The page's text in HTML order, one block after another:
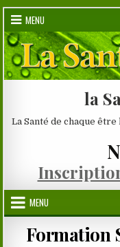
Skip
content
MENU
la
La Santé de chaque
MENU
Formation